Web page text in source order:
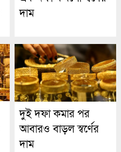
দাম
দুই দফা কমার পর
আবারও বাড়ল স্বর্ণের
দাম